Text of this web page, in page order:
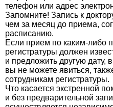
телефон или адрес
Запомните! Запись к
чем за месяц до приема,
расписанию.
Если прием по каким-либо
регистратуры должен
и предложить другую дату,
вы не можете явиться,
сотрудникам регистратуры.
Что касается экстренной
и без предварительной